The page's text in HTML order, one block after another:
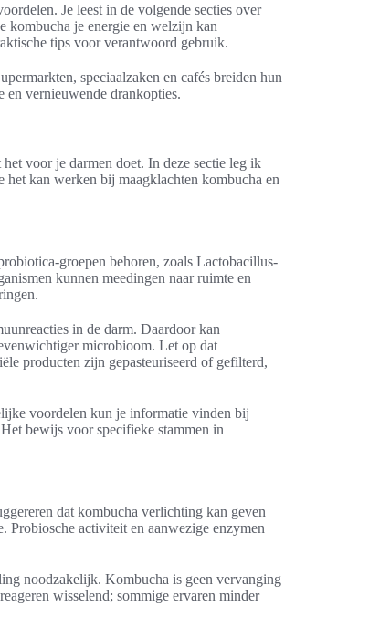
Je leest in de volgende secties over
kombucha je energie en welzijn kan
tips voor verantwoord gebruik.
speciaalzaken en cafés breiden hun
en vernieuwende drankopties.
voor je darmen doet. In deze sectie leg ik
kan werken bij maagklachten kombucha en
groepen behoren, zoals Lactobacillus-
kunnen meedingen naar ruimte en
in de darm. Daardoor kan
microbioom. Let op dat
producten zijn gepasteuriseerd of gefilterd,
voordelen kun je informatie vinden bij
bewijs voor specifieke stammen in
dat kombucha verlichting kan geven
Probiosche activiteit en aanwezige enzymen
noodzakelijk. Kombucha is geen vervanging
wisselend; sommige ervaren minder